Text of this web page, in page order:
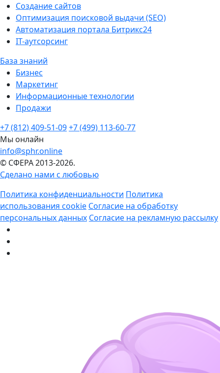
Создание сайтов
Оптимизация поисковой выдачи (SEO)
Автоматизация портала Битрикс24
IT-аутсорсинг
База знаний
Бизнес
Маркетинг
Информационные технологии
Продажи
+7 (812) 409-51-09+7 (499) 113-60-77
Мы онлайн
info@sphr.online
© СФЕРА 2013-2026.
Сделано нами с любовью
Политика конфиденциальности Политика
использования cookie Согласие на обработку
персональных данных Согласие на рекламную рассылку